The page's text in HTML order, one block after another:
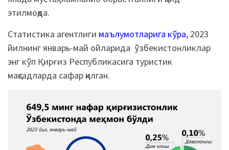
этилмоқда.
Статистика агентлиги маълумотларига кўра, 2023
йилнинг январь-май ойларида ўзбекистонликлар
энг кўп Қирғиз Республикасига туристик
мақсадларда сафар қилган.